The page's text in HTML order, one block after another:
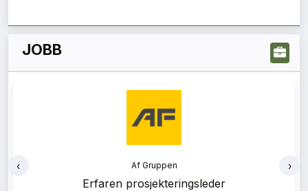
JOBB
Af Gruppen
Erfaren prosjekteringsleder
‹ ›